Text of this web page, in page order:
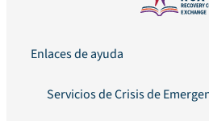
Enlaces de ayuda
Servicios de Crisis de